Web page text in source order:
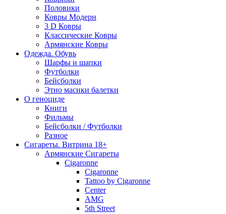
Половики
Ковры Модерн
3 D Ковры
Классические Ковры
Армянские Ковры
Одежда. Обувь
Шарфы и шапки
Футболки
Бейсболки
Этно масики балетки
О геноциде
Книги
Фильмы
Бейсболки / Футболки
Разное
Сигареты. Витрина 18+
Армянские Сигареты
Cigaronne
Cigaronne
Tattoo by Cigaronne
Center
AMG
5th Street